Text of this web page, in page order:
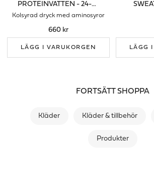
PROTEINVATTEN - 24-PACK
Kolsyrad dryck med aminosyror
660 kr
LÄGG I VARUKORGEN LÄGG
FORTSÄTT SHOPPA
Kläder Kläder & tillbehör
Produkter